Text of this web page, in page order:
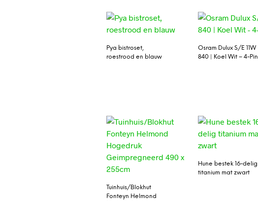
Pya bistroset,
roestrood en blauw
Osram Dulux S/E 11W
840 | Koel Wit – 4-Pin
Tuinhuis/Blokhut
Fonteyn Helmond
Hune bestek 16-delig
titanium mat zwart